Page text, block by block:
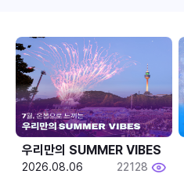
우리만의 SUMMER VIBES
2026.08.06 22128